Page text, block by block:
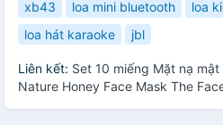
xb43
loa mini bluetooth loa
loa hát karaoke
jbl
Liên kết: Set 10 miếng Mặt nạ
Nature Honey Face Mask The